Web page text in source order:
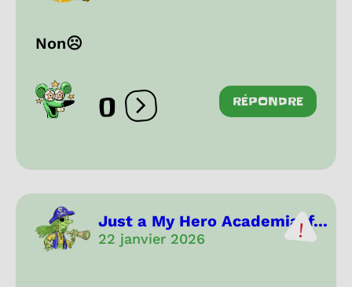
Non☹
0 Ouvrir les réactions
RÉPONDRE
Just a My Hero Academia-f...
22 janvier 2026